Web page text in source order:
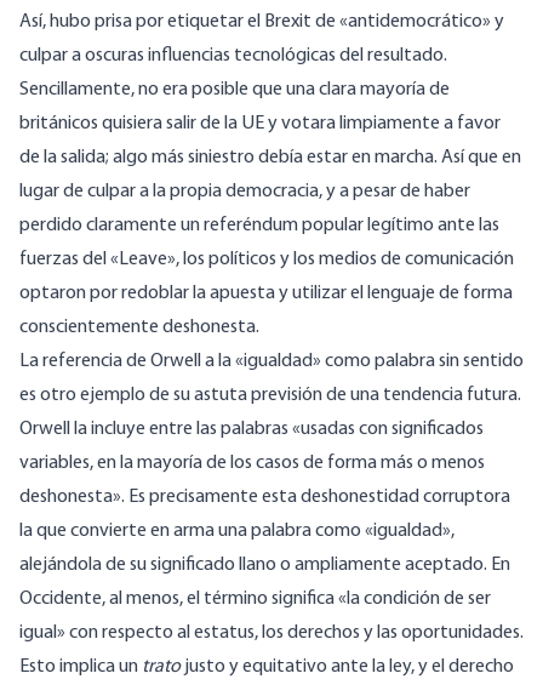
Así, hubo prisa por etiquetar el Brexit de «antidemocrático» y
culpar a oscuras influencias tecnológicas del resultado.
Sencillamente, no era posible que una clara mayoría de
británicos quisiera salir de la UE y votara limpiamente a favor
de la salida; algo más siniestro debía estar en marcha. Así que en
lugar de culpar a la propia democracia, y a pesar de haber
perdido claramente un referéndum popular legítimo ante las
fuerzas del «Leave», los políticos y los medios de comunicación
optaron por redoblar la apuesta y utilizar el lenguaje de forma
conscientemente deshonesta.
La referencia de Orwell a la «igualdad» como palabra sin sentido
es otro ejemplo de su astuta previsión de una tendencia futura.
Orwell la incluye entre las palabras «usadas con significados
variables, en la mayoría de los casos de forma más o menos
deshonesta». Es precisamente esta deshonestidad corruptora
la que convierte en arma una palabra como «igualdad»,
alejándola de su significado llano o ampliamente aceptado. En
Occidente, al menos, el término significa «la condición de ser
igual» con respecto al estatus, los derechos y las oportunidades.
Esto implica un tratojusto y equitativo ante la ley, y el derecho